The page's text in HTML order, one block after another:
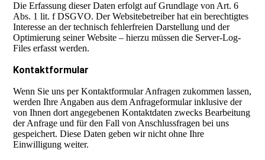
Die Erfassung dieser Daten erfolgt auf Grundlage von Art. 6
Abs. 1 lit. f DSGVO. Der Websitebetreiber hat ein berechtigtes
Interesse an der technisch fehlerfreien Darstellung und der
Optimierung seiner Website – hierzu müssen die Server-Log-
Files erfasst werden.
Kontaktformular
Wenn Sie uns per Kontaktformular Anfragen zukommen lassen,
werden Ihre Angaben aus dem Anfrageformular inklusive der
von Ihnen dort angegebenen Kontaktdaten zwecks Bearbeitung
der Anfrage und für den Fall von Anschlussfragen bei uns
gespeichert. Diese Daten geben wir nicht ohne Ihre
Einwilligung weiter.